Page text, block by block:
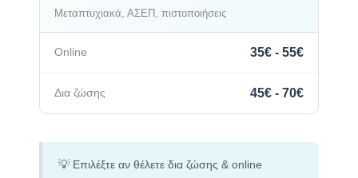
Μεταπτυχιακά, ΑΣΕΠ, πιστοποιήσεις
35€ - 55€
45€ - 70€
💡 Επιλέξτε αν θέλετε δια ζώσης & online